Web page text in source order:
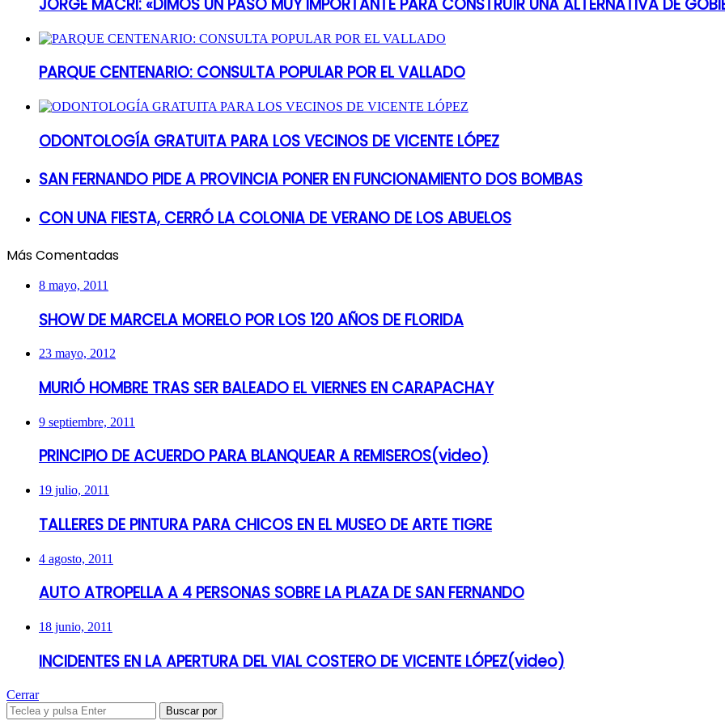
PARQUE CENTENARIO: CONSULTA POPULAR POR EL VALLADO
ODONTOLOGÍA GRATUITA PARA LOS VECINOS DE VICENTE LÓPEZ
SAN FERNANDO PIDE A PROVINCIA PONER EN FUNCIONAMIENTO DOS BOMBAS
CON UNA FIESTA, CERRÓ LA COLONIA DE VERANO DE LOS ABUELOS
Más Comentadas
8 mayo, 2011
SHOW DE MARCELA MORELO POR LOS 120 AÑOS DE FLORIDA
23 mayo, 2012
MURIÓ HOMBRE TRAS SER BALEADO EL VIERNES EN CARAPACHAY
9 septiembre, 2011
PRINCIPIO DE ACUERDO PARA BLANQUEAR A REMISEROS(video)
19 julio, 2011
TALLERES DE PINTURA PARA CHICOS EN EL MUSEO DE ARTE TIGRE
4 agosto, 2011
AUTO ATROPELLA A 4 PERSONAS SOBRE LA PLAZA DE SAN FERNANDO
18 junio, 2011
INCIDENTES EN LA APERTURA DEL VIAL COSTERO DE VICENTE LÓPEZ(video)
Cerrar
Buscar por